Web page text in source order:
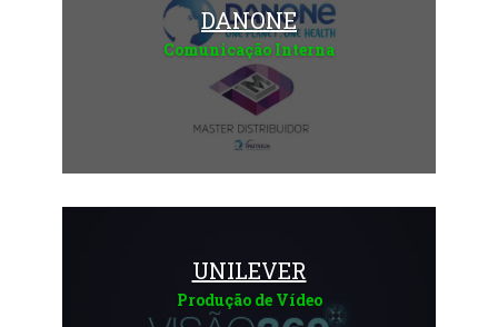
DANONE
Comunicação Interna
Saiba mais
UNILEVER
Produção de Vídeo